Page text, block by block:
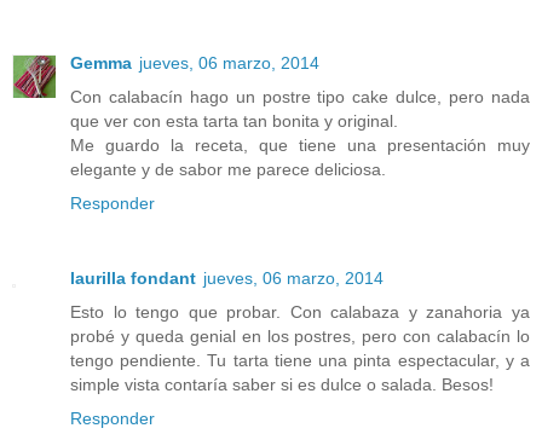
Gemma jueves, 06 marzo, 2014
Con calabacín hago un postre tipo cake dulce, pero nada
que ver con esta tarta tan bonita y original.
Me guardo la receta, que tiene una presentación muy
elegante y de sabor me parece deliciosa.
Responder
laurilla fondant jueves, 06 marzo, 2014
Esto lo tengo que probar. Con calabaza y zanahoria ya
probé y queda genial en los postres, pero con calabacín lo
tengo pendiente. Tu tarta tiene una pinta espectacular, y a
simple vista contaría saber si es dulce o salada. Besos!
Responder